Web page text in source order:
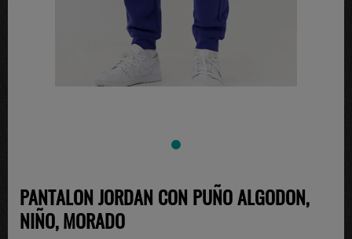
PANTALON JORDAN CON PUÑO ALGODON,
NIÑO, MORADO